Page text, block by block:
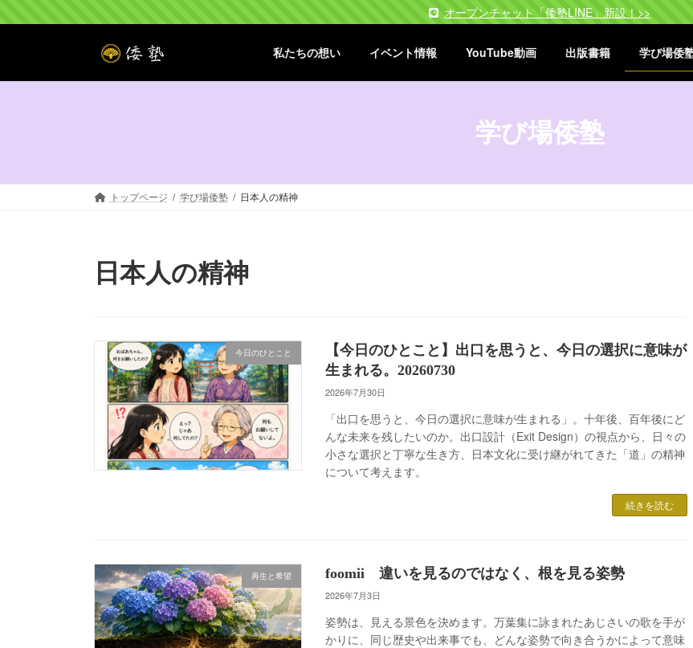
ン
ツ
プ
ビ
シ
動
オープンチャット「倭塾LINE」新設！>>
私たちの想い イベント情報 YouTube動画 出版書籍 学び場倭
学び場倭塾
トップページ 学び場倭塾 日本人の精神
日本人の精神
今日のひとこと
【今日のひとこと】出口を思うと、今日の選択に意味が
生まれる。20260730
2026年7月30日
「出口を思うと、今日の選択に意味が生まれる」。十年後、百年後にど
んな未来を残したいのか。出口設計（Exit Design）の視点から、日々の
小さな選択と丁寧な生き方、日本文化に受け継がれてきた「道」の精神
について考えます。
続きを読む
再生と希望 foomii 違いを見るのではなく、根を見る姿勢
2026年7月3日
姿勢は、見える景色を決めます。万葉集に詠まれたあじさいの歌を手が
かりに、同じ歴史や出来事でも、どんな姿勢で向き合うかによって意味